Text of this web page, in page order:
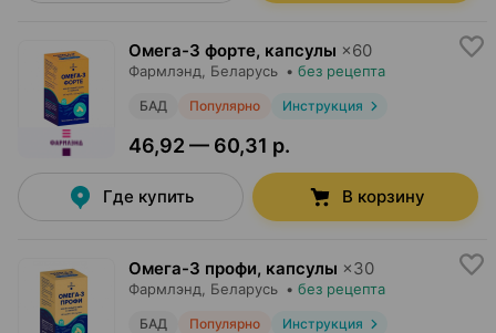
Омега-3 форте, капсулы ×60
Фармлэнд , Беларусь • без рецепта
БАД Популярно Инструкция
46,92 — 60,31 р.
Где купить В корзину
Омега-3 профи, капсулы ×30
Фармлэнд , Беларусь • без рецепта
БАД Популярно Инструкция